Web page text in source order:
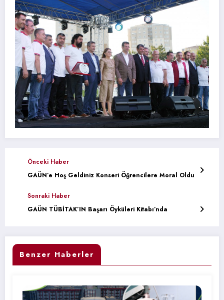
Önceki Haber
GAÜN’e Hoş Geldiniz Konseri Öğrencilere Moral Oldu
Sonraki Haber
GAÜN TÜBİTAK’IN Başarı Öyküleri Kitabı’nda
Benzer Haberler